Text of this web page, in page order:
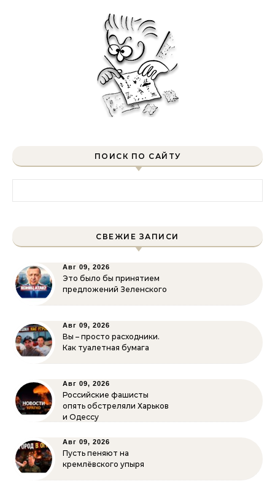
ПОИСК ПО САЙТУ
СВЕЖИЕ ЗАПИСИ
Авг 09, 2026
Это было бы принятием
предложений Зеленского
Авг 09, 2026
Вы – просто расходники.
Как туалетная бумага
Авг 09, 2026
Российские фашисты
опять обстреляли Харьков
и Одессу
Авг 09, 2026
Пусть пеняют на
кремлёвского упыря